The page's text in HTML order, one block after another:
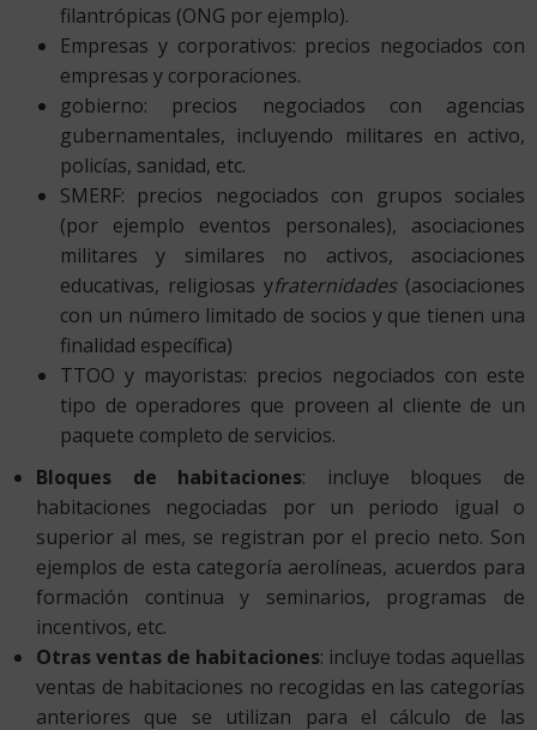
filantrópicas (ONG por ejemplo).
Empresas y corporativos: precios negociados con
empresas y corporaciones.
gobierno: precios negociados con agencias
gubernamentales, incluyendo militares en activo,
policías, sanidad, etc.
SMERF: precios negociados con grupos sociales
(por ejemplo eventos personales), asociaciones
militares y similares no activos, asociaciones
educativas, religiosas yfraternidades (asociaciones
con un número limitado de socios y que tienen una
finalidad específica)
TTOO y mayoristas: precios negociados con este
tipo de operadores que proveen al cliente de un
paquete completo de servicios.
Bloques de habitaciones: incluye bloques de
habitaciones negociadas por un periodo igual o
superior al mes, se registran por el precio neto. Son
ejemplos de esta categoría aerolíneas, acuerdos para
formación continua y seminarios, programas de
incentivos, etc.
Otras ventas de habitaciones: incluye todas aquellas
ventas de habitaciones no recogidas en las categorías
anteriores que se utilizan para el cálculo de las